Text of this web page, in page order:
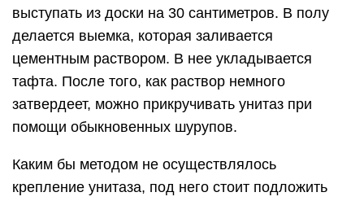
выступать из доски на 30 сантиметров. В полу
делается выемка, которая заливается
цементным раствором. В нее укладывается
тафта. После того, как раствор немного
затвердеет, можно прикручивать унитаз при
помощи обыкновенных шурупов.
Каким бы методом не осуществлялось
крепление унитаза, под него стоит подложить